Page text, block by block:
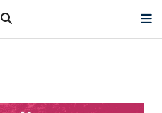
Hae